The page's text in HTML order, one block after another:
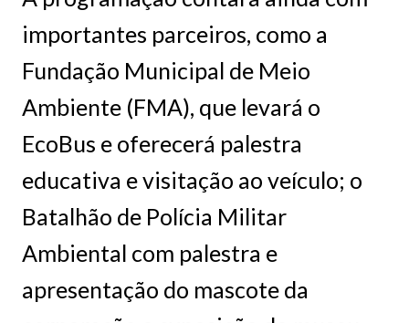
importantes parceiros, como a
Fundação Municipal de Meio
Ambiente (FMA), que levará o
EcoBus e oferecerá palestra
educativa e visitação ao veículo; o
Batalhão de Polícia Militar
Ambiental com palestra e
apresentação do mascote da